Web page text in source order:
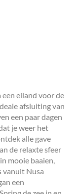
een eiland voor de
afsluiting van
een paar dagen
je weer het
alle gave
de relaxte sfeer
mooie baaien,
vanuit Nusa
een